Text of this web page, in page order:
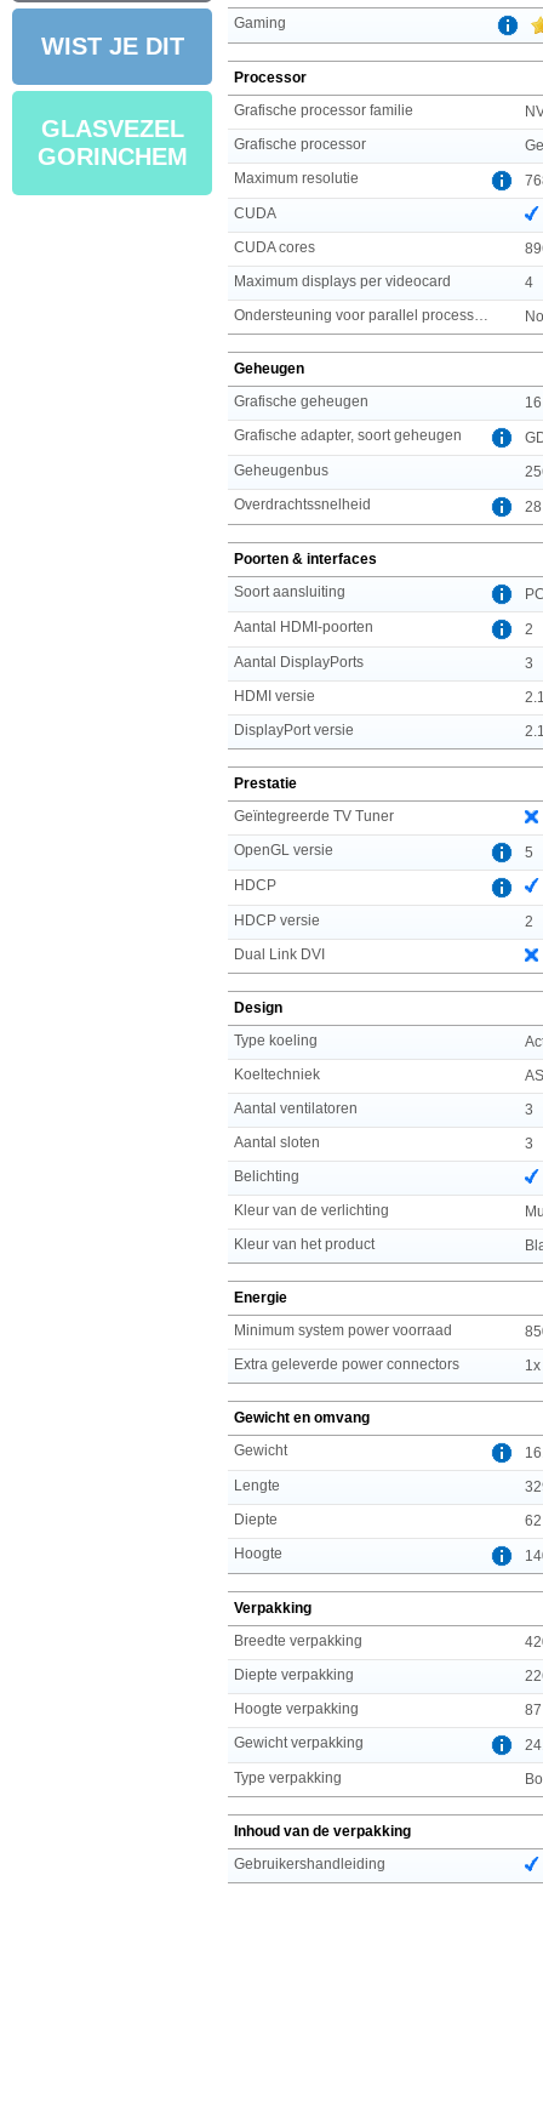
WIST JE DIT
GLASVEZEL
GORINCHEM
Gaming
Processor
Grafische processor familie
Grafische processor
Maximum resolutie
CUDA
CUDA cores
Maximum displays per videocard
4
Geheugen
Grafische geheugen
Grafische adapter, soort geheugen
Geheugenbus
Overdrachtssnelheid
Poorten & interfaces
Soort aansluiting
Aantal HDMI-poorten
2
Aantal DisplayPorts
3
HDMI versie
DisplayPort versie
Prestatie
Geïntegreerde TV Tuner
OpenGL versie
5
HDCP
HDCP versie
2
Dual Link DVI
Design
Type koeling
Koeltechniek
Aantal ventilatoren
3
Aantal sloten
3
Belichting
Kleur van de verlichting
Kleur van het product
Energie
Minimum system power voorraad
Extra geleverde power connectors
Gewicht en omvang
Gewicht
Lengte
Diepte
Hoogte
Verpakking
Breedte verpakking
Diepte verpakking
Hoogte verpakking
Gewicht verpakking
Type verpakking
Inhoud van de verpakking
Gebruikershandleiding